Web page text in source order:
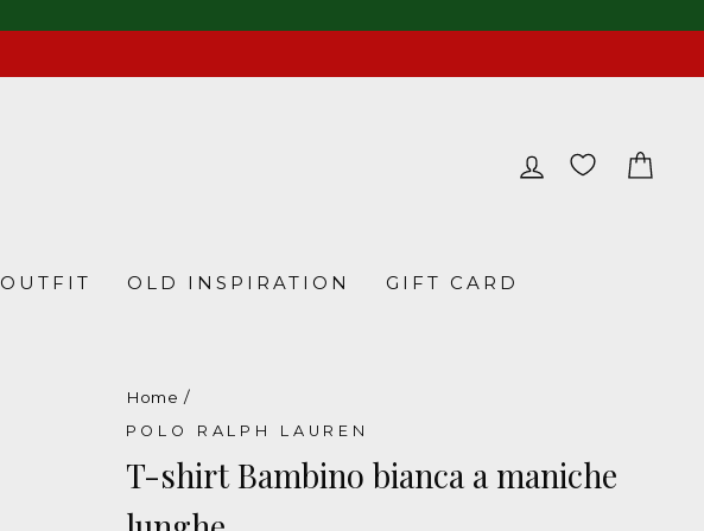
LOG IN
OUTFIT OLD INSPIRATION GIFT CARD
Home /
POLO RALPH LAUREN
T-shirt Bambino bianca a maniche